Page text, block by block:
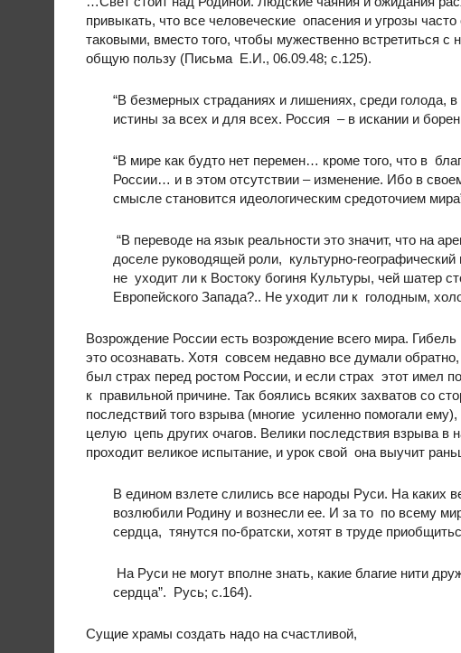
привыкать, что все человеческие опасения и угрозы
таковыми, вместо того, чтобы мужественно встретиться
общую пользу (Письма Е.И., 06.09.48; с.125).
“В безмерных страданиях и лишениях, среди голода,
истины за всех и для всех. Россия – в искании и
“В мире как будто нет перемен… кроме того, что в
России… и в этом отсутствии – изменение. Ибо в
смысле становится идеологическим средоточием
“В переводе на язык реальности это значит, что на
доселе руководящей роли, культурно-
не уходит ли к Востоку богиня Культуры, чей шатер
Европейского Запада?.. Не уходит ли к голодным,
Возрождение России есть возрождение всего мира.
это осознавать. Хотя совсем недавно все думали
был страх перед ростом России, и если страх этот имел
к правильной причине. Так боялись всяких захватов со
последствий того взрыва (многие усиленно помогали
целую цепь других очагов. Велики последствия взрыва в
проходит великое испытание, и урок свой она выучит
В едином взлете слились все народы Руси. На каких
возлюбили Родину и вознесли ее. И за то по всему
сердца, тянутся по-братски, хотят в труде
На Руси не могут вполне знать, какие благие нити
сердца”. Русь; с.164).
Сущие храмы создать надо на счастливой,